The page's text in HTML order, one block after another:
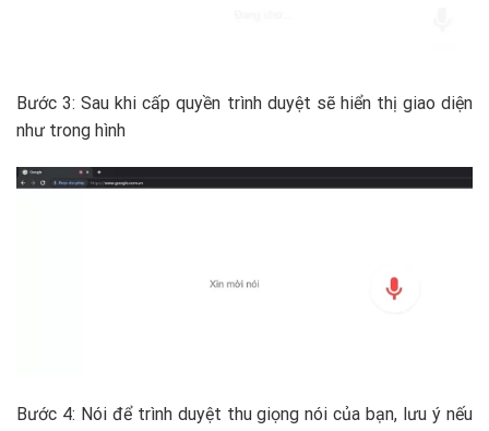
Bước 3: Sau khi cấp quyền trình duyệt sẽ hiển thị giao diện
như trong hình
Bước 4: Nói để trình duyệt thu giọng nói của bạn, lưu ý nếu